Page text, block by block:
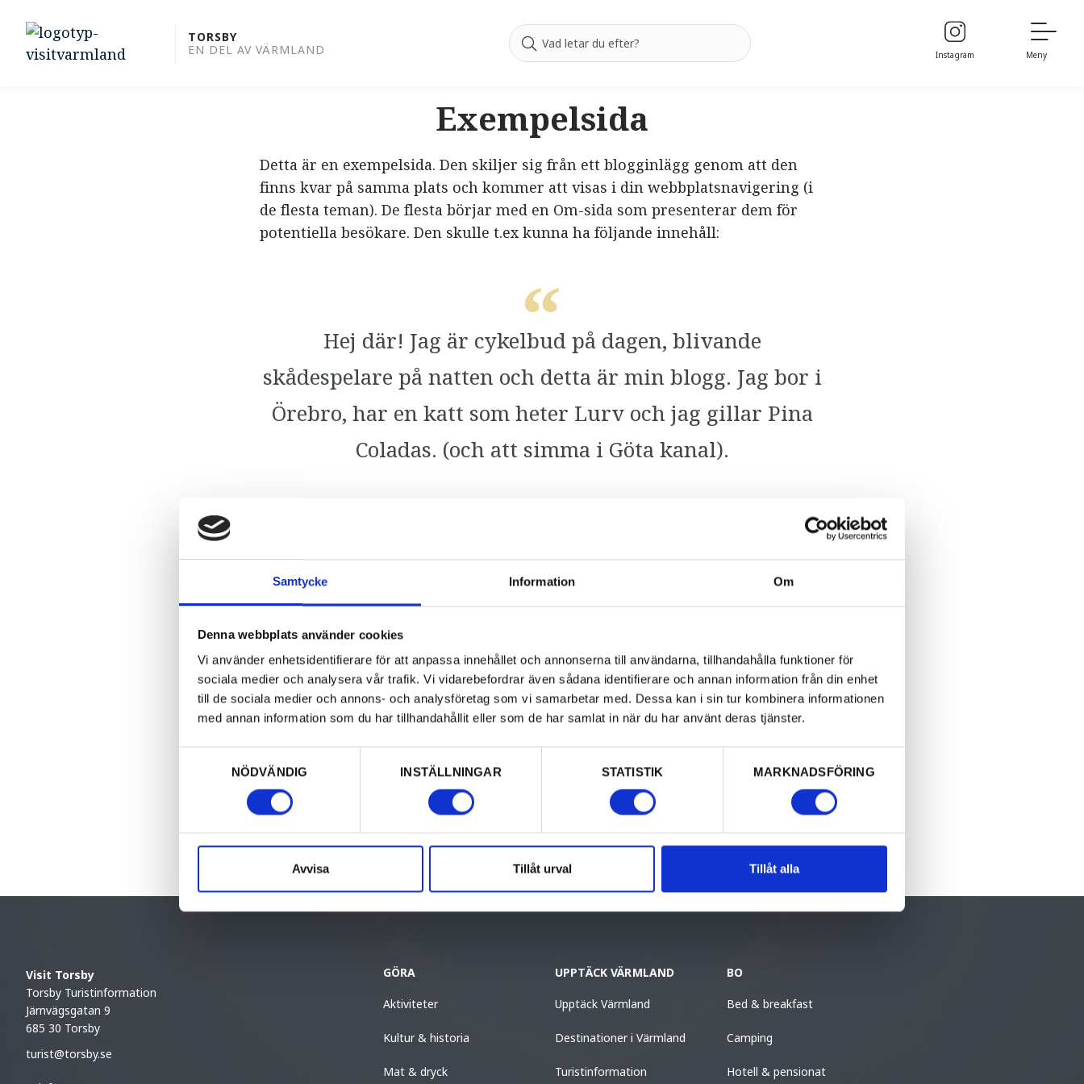
Samtycke Information Om
Denna webbplats använder cookies
Vi använder enhetsidentifierare för att anpassa innehållet och annonserna till användarna, tillhandahålla funktioner för
sociala medier och analysera vår trafik. Vi vidarebefordrar även sådana identifierare och annan information från din enhet
till de sociala medier och annons- och analysföretag som vi samarbetar med. Dessa kan i sin tur kombinera informationen
med annan information som du har tillhandahållit eller som de har samlat in när du har använt deras tjänster.
NÖDVÄNDIG
INSTÄLLNINGAR STATISTIK MARKNADSFÖRING
Avvisa Tillåt urval Tillåt alla
content
TORSBY
EN DEL AV VÄRMLAND
Instagram Meny
Exempelsida
Detta är en exempelsida. Den skiljer sig från ett blogginlägg genom att den
finns kvar på samma plats och kommer att visas i din webbplatsnavigering (i
de flesta teman). De flesta börjar med en Om-sida som presenterar dem för
potentiella besökare. Den skulle t.ex kunna ha följande innehåll:
Hej där! Jag är cykelbud på dagen, blivande
skådespelare på natten och detta är min blogg. Jag bor i
Örebro, har en katt som heter Lurv och jag gillar Pina
Coladas. (och att simma i Göta kanal).
den största leverantören av grunk-manicker på den
svenska marknaden. FAB finns i utkanten av
Grönköping, har drygt 20 000 anställda och läser
veckobladet varje år.
denna sida och skapa nya sidor för ditt innehåll. Lycka till!
Visit Torsby
Torsby Turistinformation
Järnvägsgatan 9
685 30 Torsby
turist@torsby.se
GÖRA
Aktiviteter
Kultur & historia
Mat & dryck
UPPTÄCK VÄRMLAND
Upptäck Värmland
Destinationer i Värmland
Turistinformation
BO
Bed & breakfast
Camping
Hotell & pensionat